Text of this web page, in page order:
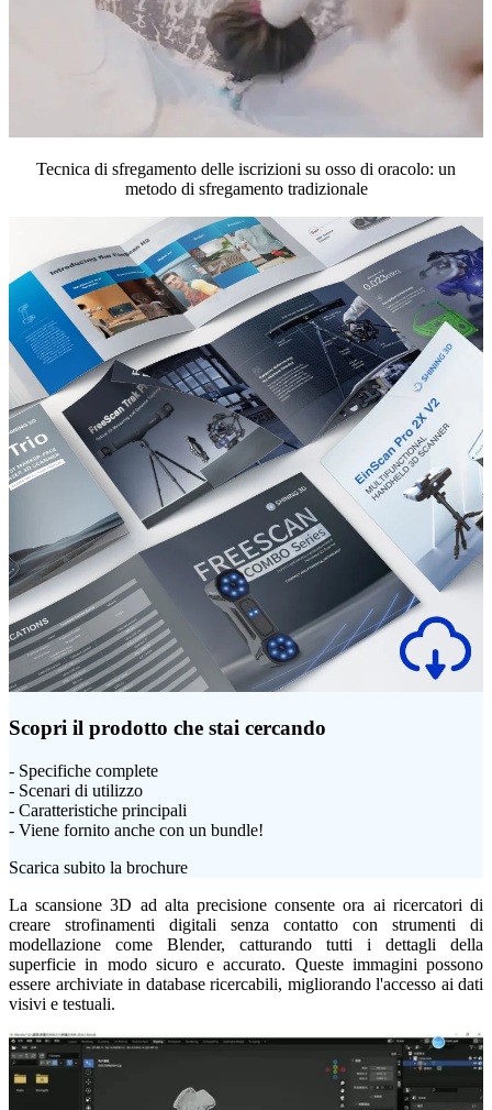
Tecnica di sfregamento delle iscrizioni su osso di oracolo: un
metodo di sfregamento tradizionale
Scopri il prodotto che stai cercando
- Specifiche complete
- Scenari di utilizzo
- Caratteristiche principali
- Viene fornito anche con un bundle!
Scarica subito la brochure
La scansione 3D ad alta precisione consente ora ai ricercatori di
creare strofinamenti digitali senza contatto con strumenti di
modellazione come Blender, catturando tutti i dettagli della
superficie in modo sicuro e accurato. Queste immagini possono
essere archiviate in database ricercabili, migliorando l'accesso ai dati
visivi e testuali.